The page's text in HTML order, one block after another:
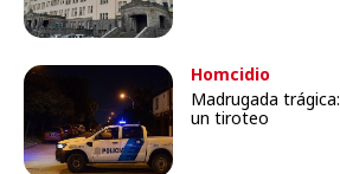
Homcidio
Madrugada
un tiroteo